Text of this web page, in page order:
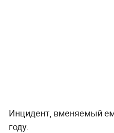
Инцидент, вменяемый
году.